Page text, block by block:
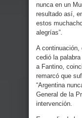
nunca en un
resultado así,
estos
alegrías”.
A continuación,
cedió la
a Fantino,
remarcó que
“Argentina
General de la
intervención.